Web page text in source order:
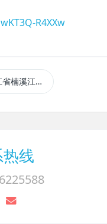
R4XXw
邀请赛火热开赛
线